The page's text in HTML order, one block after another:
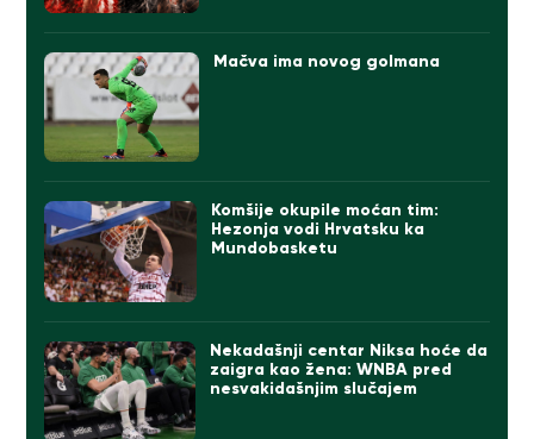
Mačva ima novog golmana
Komšije okupile moćan tim:
Hezonja vodi Hrvatsku ka
Mundobasketu
Nekadašnji centar Niksa hoće da
zaigra kao žena: WNBA pred
nesvakidašnjim slučajem